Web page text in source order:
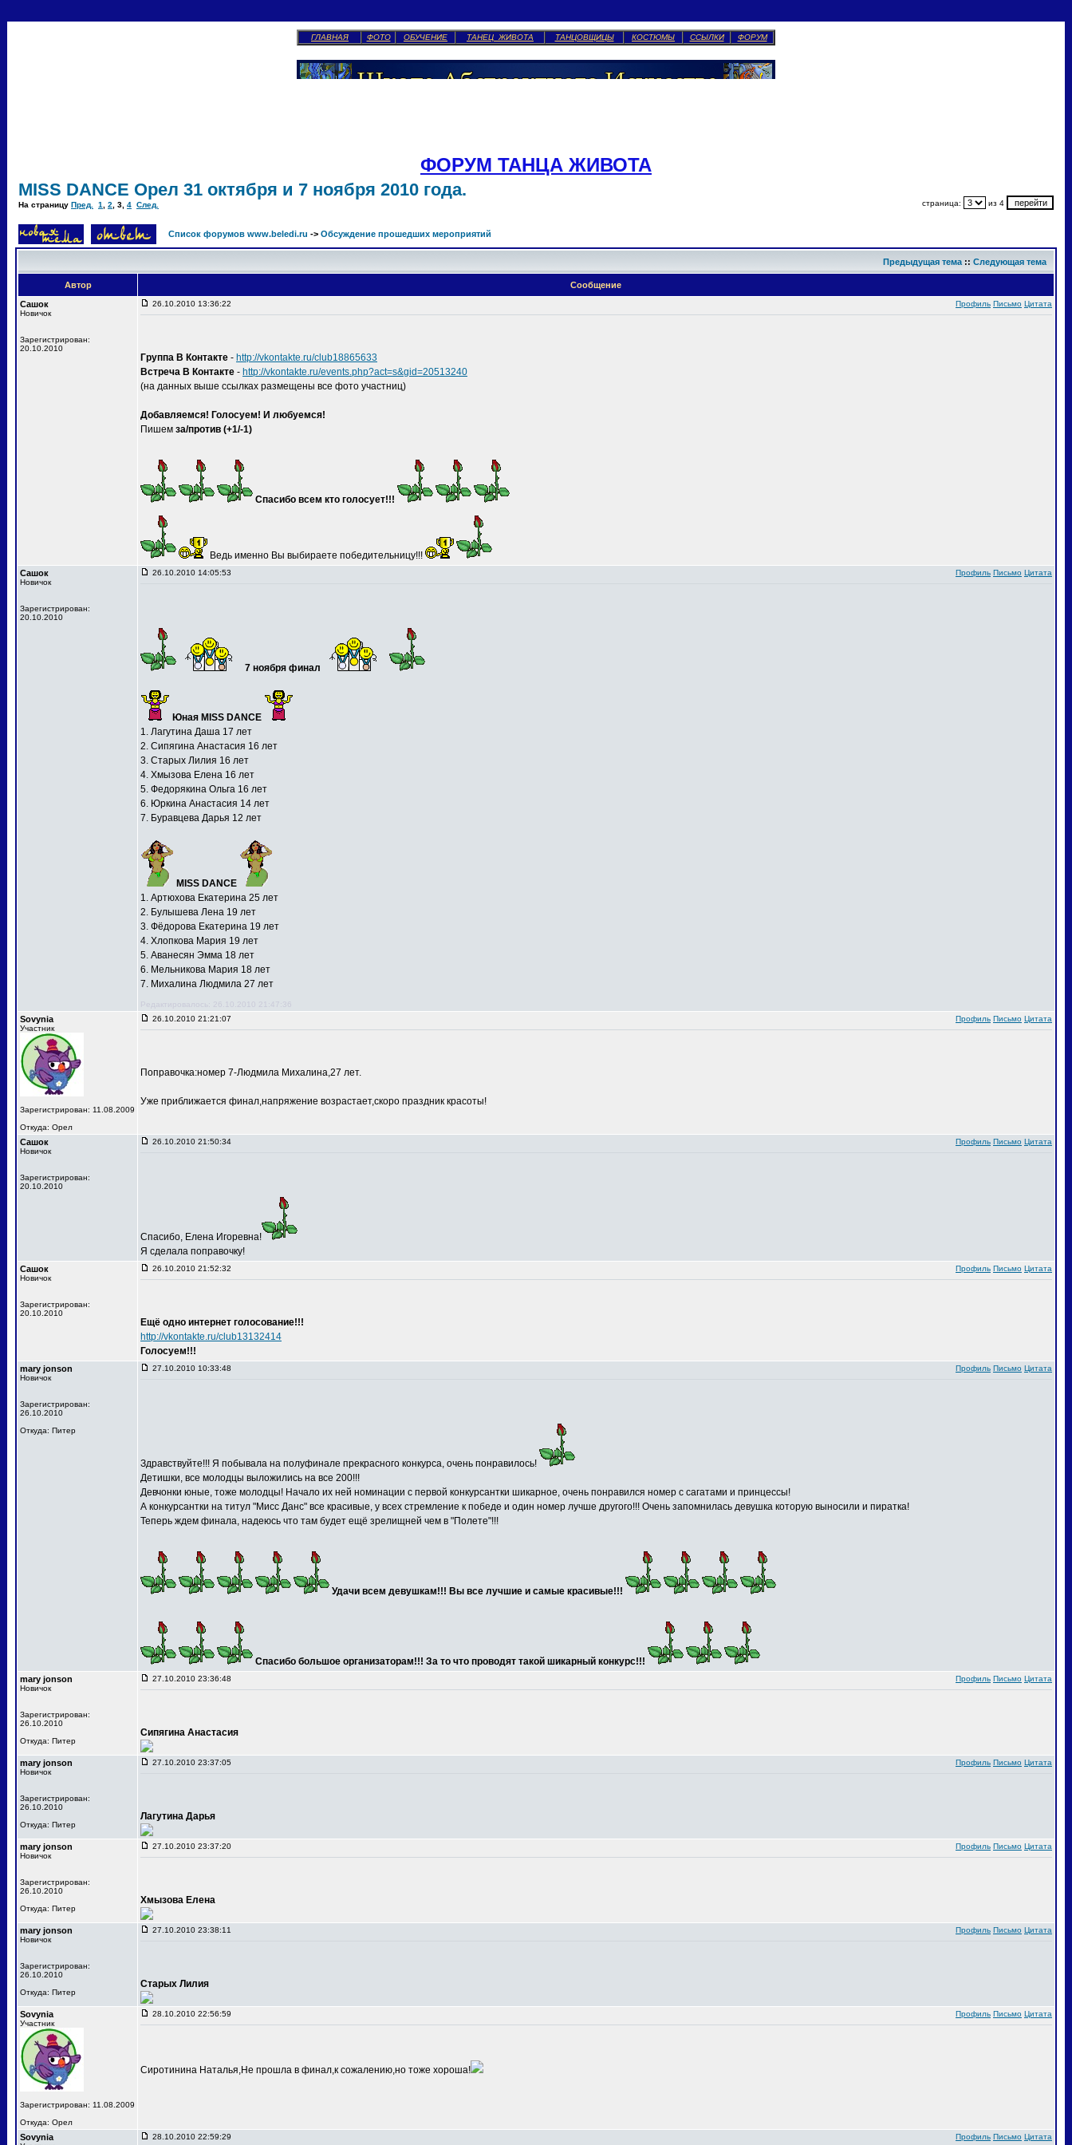
ГЛАВНАЯ ФОТО ОБУЧЕНИЕ ТАНЕЦ ЖИВОТА ТАНЦОВЩИЦЫ КОСТЮМЫ ССЫЛКИ ФОРУМ
ФОРУМ ТАНЦА ЖИВОТА
MISS DANCE Орел 31 октября и 7 ноября 2010 года.
На страницу Пред. 1 2 3 4 След. страница: из 4
Список форумов www.beledi.ru -> Обсуждение прошедших мероприятий
Предыдущая тема :: Следующая тема
Автор
Сообщение
Сашок
Новичок
Зарегистрирован:
20.10.2010
26.10.2010 13:36:22 Профиль Письмо Цитата
Группа В Контакте - http://vkontakte.ru/club18865633
Встреча В Контакте - http://vkontakte.ru/events.php?act=s&gid=20513240
(на данных выше ссылках размещены все фото участниц)
Добавляемся! Голосуем! И любуемся!
Пишем за/против (+1/-1)
Спасибо всем кто голосует!!!
Ведь именно Вы выбираете победительницу!!!
Сашок
Новичок
Зарегистрирован:
20.10.2010
26.10.2010 14:05:53 Профиль Письмо Цитата
7 ноября финал
Юная MISS DANCE
1. Лагутина Даша 17 лет
2. Сипягина Анастасия 16 лет
3. Старых Лилия 16 лет
4. Хмызова Елена 16 лет
5. Федорякина Ольга 16 лет
6. Юркина Анастасия 14 лет
7. Буравцева Дарья 12 лет
MISS DANCE
1. Артюхова Екатерина 25 лет
2. Булышева Лена 19 лет
3. Фёдорова Екатерина 19 лет
4. Хлопкова Мария 19 лет
5. Аванесян Эмма 18 лет
6. Мельникова Мария 18 лет
7. Михалина Людмила 27 лет
Редактировалось: 26.10.2010 21:47:36
Sovynia
Участник
Зарегистрирован: 11.08.2009
Откуда: Орел
26.10.2010 21:21:07 Профиль Письмо Цитата
Поправочка:номер 7-Людмила Михалина,27 лет.
Уже приближается финал,напряжение возрастает,скоро праздник красоты!
Сашок
Новичок
Зарегистрирован:
20.10.2010
26.10.2010 21:50:34 Профиль Письмо Цитата
Спасибо, Елена Игоревна!
Я сделала поправочку!
Сашок
Новичок
Зарегистрирован:
20.10.2010
26.10.2010 21:52:32 Профиль Письмо Цитата
Ещё одно интернет голосование!!!
http://vkontakte.ru/club13132414
Голосуем!!!
mary jonson
Новичок
Зарегистрирован:
26.10.2010
Откуда: Питер
27.10.2010 10:33:48 Профиль Письмо Цитата
Здравствуйте!!! Я побывала на полуфинале прекрасного конкурса, очень понравилось!
Детишки, все молодцы выложились на все 200!!!
Девчонки юные, тоже молодцы! Начало их ней номинации с первой конкурсантки шикарное, очень понравился номер с сагатами и принцессы!
А конкурсантки на титул "Мисс Данс" все красивые, у всех стремление к победе и один номер лучше другого!!! Очень запомнилась девушка которую выносили и пиратка!
Теперь ждем финала, надеюсь что там будет ещё зрелищней чем в "Полете"!!!
Удачи всем девушкам!!! Вы все лучшие и самые красивые!!!
Спасибо большое организаторам!!! За то что проводят такой шикарный конкурс!!!
mary jonson
Новичок
Зарегистрирован:
26.10.2010
Откуда: Питер
27.10.2010 23:36:48 Профиль Письмо Цитата
Сипягина Анастасия
mary jonson
Новичок
Зарегистрирован:
26.10.2010
Откуда: Питер
27.10.2010 23:37:05 Профиль Письмо Цитата
Лагутина Дарья
mary jonson
Новичок
Зарегистрирован:
26.10.2010
Откуда: Питер
27.10.2010 23:37:20 Профиль Письмо Цитата
Хмызова Елена
mary jonson
Новичок
Зарегистрирован:
26.10.2010
Откуда: Питер
27.10.2010 23:38:11 Профиль Письмо Цитата
Старых Лилия
Sovynia
Участник
Зарегистрирован: 11.08.2009
Откуда: Орел
28.10.2010 22:56:59 Профиль Письмо Цитата
Сиротинина Наталья,Не прошла в финал,к сожалению,но тоже хороша!
Sovynia 28.10.2010 22:59:29 Профиль Письмо Цитата